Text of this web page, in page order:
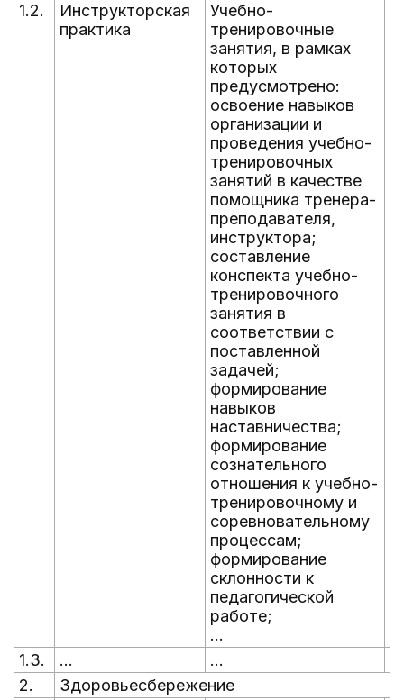
1.2.
Инструкторская
практика
Учебно-
тренировочные
занятия, в рамках
которых
предусмотрено:
освоение навыков
организации и
проведения учебно-
тренировочных
занятий в качестве
помощника тренера-
преподавателя,
инструктора;
составление
конспекта учебно-
тренировочного
занятия в
соответствии с
поставленной
задачей;
формирование
навыков
наставничества;
формирование
сознательного
отношения к учебно-
тренировочному и
соревновательному
процессам;
формирование
склонности к
педагогической
работе;
...
1.3. ... ...
2.
Здоровьесбережение